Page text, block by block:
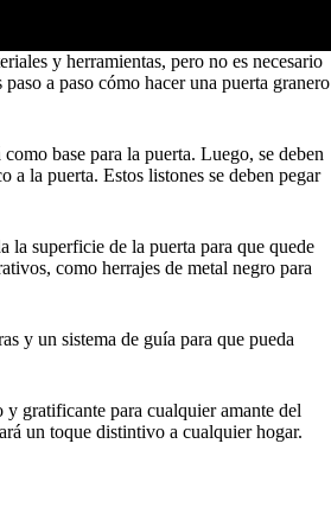
y herramientas, pero no es necesario
a paso cómo hacer una puerta granero
base para la puerta. Luego, se deben
a la puerta. Estos listones se deben pegar
la superficie de la puerta para que quede
como herrajes de metal negro para
y un sistema de guía para que pueda
gratificante para cualquier amante del
un toque distintivo a cualquier hogar.